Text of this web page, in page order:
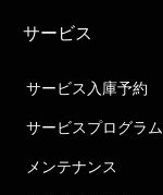
サービス
サービス入庫予約
サービスプログラム
メンテナンス